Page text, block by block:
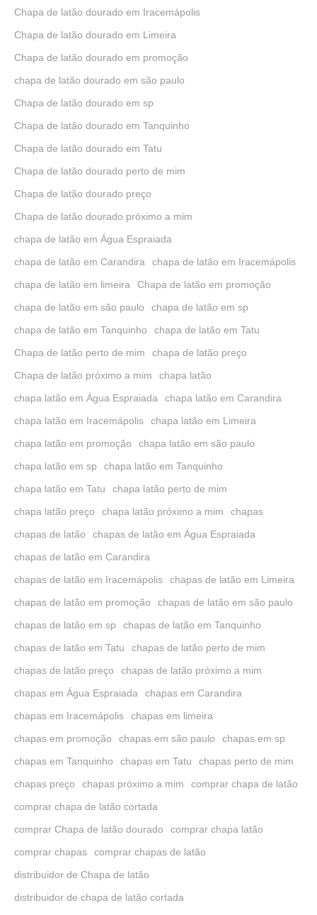
Chapa de latão dourado em Iracemápolis
Chapa de latão dourado em Limeira
Chapa de latão dourado em promoção
chapa de latão dourado em são paulo
Chapa de latão dourado em sp
Chapa de latão dourado em Tanquinho
Chapa de latão dourado em Tatu
Chapa de latão dourado perto de mim
Chapa de latão dourado preço
Chapa de latão dourado próximo a mim
chapa de latão em Água Espraiada
chapa de latão em Carandira
chapa de latão em Iracemápolis
chapa de latão em limeira
Chapa de latão em promoção
chapa de latão em são paulo
chapa de latão em sp
chapa de latão em Tanquinho
chapa de latão em Tatu
Chapa de latão perto de mim
chapa de latão preço
Chapa de latão próximo a mim
chapa latão
chapa latão em Água Espraiada
chapa latão em Carandira
chapa latão em Iracemápolis
chapa latão em Limeira
chapa latão em promoção
chapa latão em são paulo
chapa latão em sp
chapa latão em Tanquinho
chapa latão em Tatu
chapa latão perto de mim
chapa latão preço
chapa latão próximo a mim
chapas
chapas de latão
chapas de latão em Água Espraiada
chapas de latão em Carandira
chapas de latão em Iracemápolis
chapas de latão em Limeira
chapas de latão em promoção
chapas de latão em são paulo
chapas de latão em sp
chapas de latão em Tanquinho
chapas de latão em Tatu
chapas de latão perto de mim
chapas de latão preço
chapas de latão próximo a mim
chapas em Água Espraiada
chapas em Carandira
chapas em Iracemápolis
chapas em limeira
chapas em promoção
chapas em são paulo
chapas em sp
chapas em Tanquinho
chapas em Tatu
chapas perto de mim
chapas preço
chapas próximo a mim
comprar chapa de latão
comprar chapa de latão cortada
comprar Chapa de latão dourado
comprar chapa latão
comprar chapas
comprar chapas de latão
distribuidor de Chapa de latão
distribuidor de chapa de latão cortada